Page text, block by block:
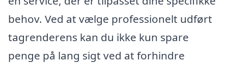
behov. Ved at vælge professionelt udført
tagrenderens kan du ikke kun spare
penge på lang sigt ved at forhindre